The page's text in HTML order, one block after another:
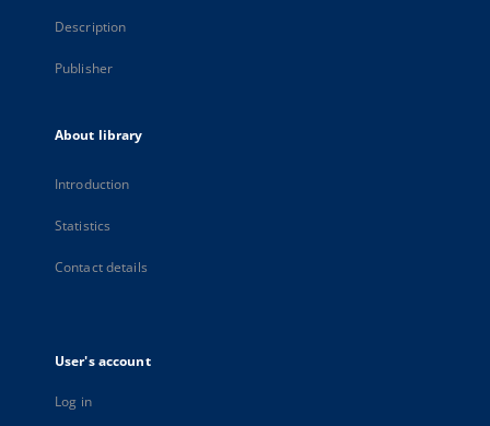
Description
Publisher
About library
Introduction
Statistics
Contact details
User's account
Log in